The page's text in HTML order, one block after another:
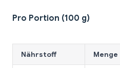
Pro Portion (100 g)
Nährstoff Menge